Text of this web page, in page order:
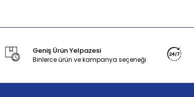
Geniş Ürün Yelpazesi
Binlerce ürün ve kampanya seçeneği